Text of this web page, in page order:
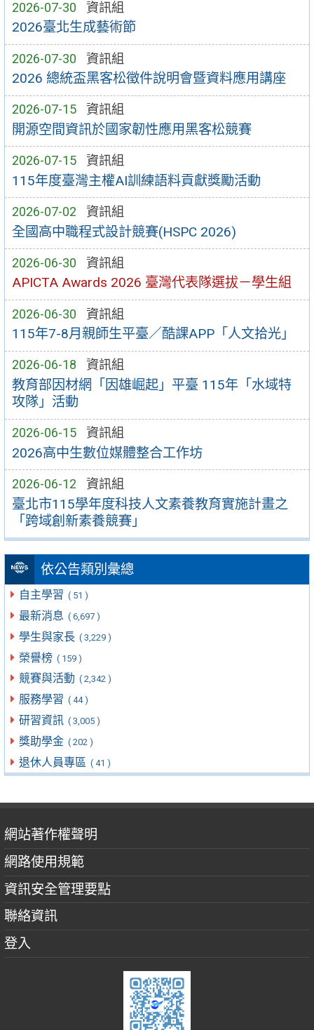
2026-07-30 資訊組
2026臺北生成藝術節
2026-07-30 資訊組
2026 總統盃黑客松徵件說明會暨資料應用講座
2026-07-15 資訊組
開源空間資訊於國家韌性應用黑客松競賽
2026-07-15 資訊組
115年度臺灣主權AI訓練語料貢獻獎勵活動
2026-07-02 資訊組
全國高中職程式設計競賽(HSPC 2026)
2026-06-30 資訊組
APICTA Awards 2026 臺灣代表隊選拔－學生組
2026-06-30 資訊組
115年7-8月親師生平臺／酷課APP「人文拾光」
2026-06-18 資訊組
教育部因材網「因雄崛起」平臺 115年「水域特
攻隊」活動
2026-06-15 資訊組
2026高中生數位媒體整合工作坊
2026-06-12 資訊組
臺北市115學年度科技人文素養教育實施計畫之
「跨域創新素養競賽」
依公告類別彙總
自主學習 ( 51 )
最新消息 ( 6,697 )
學生與家長 ( 3,229 )
榮譽榜 ( 159 )
競賽與活動 ( 2,342 )
服務學習 ( 44 )
研習資訊 ( 3,005 )
獎助學金 ( 202 )
退休人員專區 ( 41 )
網站著作權聲明
網路使用規範
資訊安全管理要點
聯絡資訊
登入